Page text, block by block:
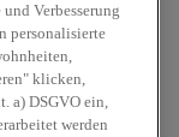
Verbesserung
personalisierte
klicken,
a) DSGVO ein,
werden